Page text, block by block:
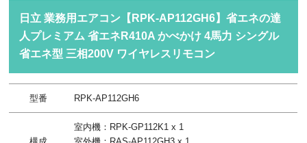
日立 業務用エアコン【RPK-AP112GH6】省エネの達
人プレミアム 省エネR410A かべかけ 4馬力 シングル
省エネ型 三相200V ワイヤレスリモコン
型番 RPK-AP112GH6
室内機：RPK-GP112K1 x 1